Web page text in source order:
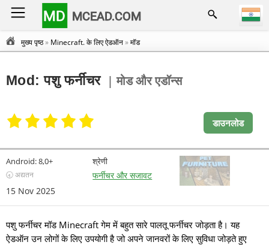
MD MCEAD.COM
मुख्य पृष्ठ» Minecraft. के लिए ऐडऑन»मॉड
Mod: पशु फर्नीचर | मोड और एडॉन्स
डाउनलोड
Android:8,0+
🕣 अद्यतन
15 Nov 2025
श्रेणी
फर्नीचर और सजावट
पशु फर्नीचर मॉड Minecraft गेम में बहुत सारे पालतू फर्नीचर जोड़ता है। यह
ऐडऑन उन लोगों के लिए उपयोगी है जो अपने जानवरों के लिए सुविधा जोड़ते हुए